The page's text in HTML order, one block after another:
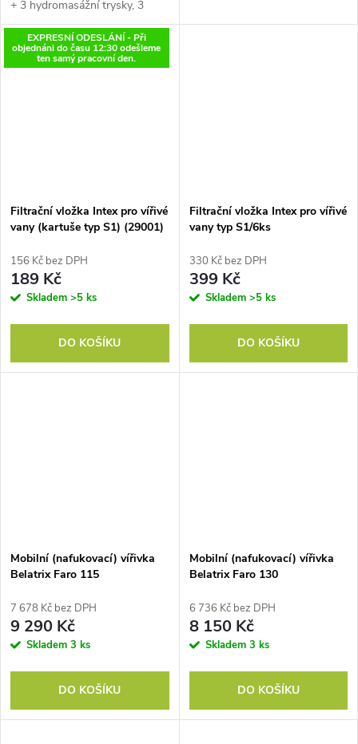
+ 3 hydromasážní trysky, 3
úrovně nastavení rychlosti
proudění perličkové
masáže, Ovládání vířivky...
EXPRESNÍ ODESLÁNÍ - Při
objednáni do času 12:30 odešleme
ten samý pracovní den.
Filtrační vložka Intex pro vířivé
vany (kartuše typ S1) (29001)
156 Kč bez DPH
189 Kč
Skladem >5 ks
DO KOŠÍKU
Filtrační vložka Intex pro vířivé
vany typ S1/6ks
330 Kč bez DPH
399 Kč
Skladem >5 ks
DO KOŠÍKU
Mobilní (nafukovací) vířivka
Belatrix Faro 115
7 678 Kč bez DPH
9 290 Kč
Skladem 3 ks
DO KOŠÍKU
Mobilní (nafukovací) vířivka
Belatrix Faro 130
6 736 Kč bez DPH
8 150 Kč
Skladem 3 ks
DO KOŠÍKU